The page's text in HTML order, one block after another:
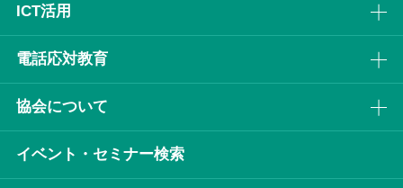
ICT活⽤
電話応対教育
協会について
イベント・セミナー検索